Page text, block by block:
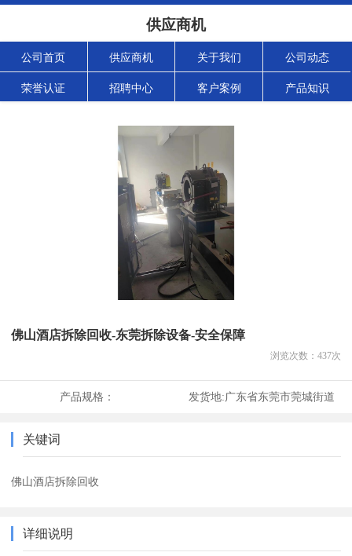
供应商机
公司首页 供应商机 关于我们 公司动态
荣誉认证 招聘中心 客户案例 产品知识
佛山酒店拆除回收-东莞拆除设备-安全保障
浏览次数： 437次
产品规格： 发货地:广东省东莞市莞城街道
关键词
佛山酒店拆除回收
详细说明